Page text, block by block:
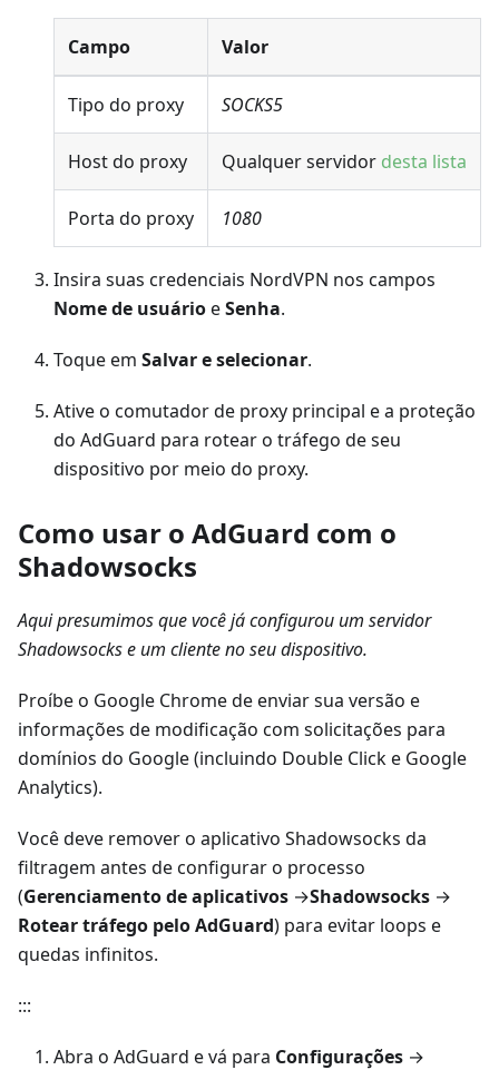
Campo Valor
Tipo do proxy SOCKS5
Host do proxy Qualquer servidor desta lista
Porta do proxy 1080
Insira suas credenciais NordVPN nos campos
Nome de usuárioeSenha.
Toque em Salvar e selecionar.
Ative o comutador de proxy principal e a proteção
do AdGuard para rotear o tráfego de seu
dispositivo por meio do proxy.
Como usar o AdGuard com o
Shadowsocks
Aqui presumimos que você já configurou um servidor
Shadowsocks e um cliente no seu dispositivo.
Proíbe o Google Chrome de enviar sua versão e
informações de modificação com solicitações para
domínios do Google (incluindo Double Click e Google
Analytics).
Você deve remover o aplicativo Shadowsocks da
filtragem antes de configurar o processo
(Gerenciamento de aplicativos →Shadowsocks →
Rotear tráfego pelo AdGuard) para evitar loops e
quedas infinitos.
:::
Abra o AdGuard e vá para Configurações →